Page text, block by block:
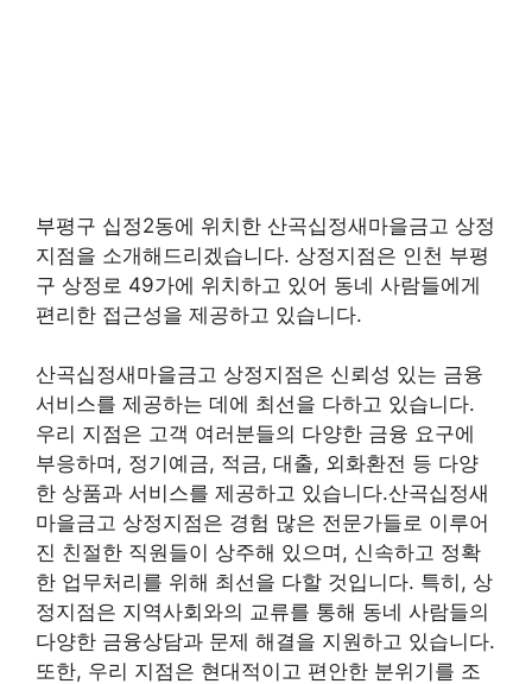
부평구 십정2동에 위치한 산곡십정새마을금고 상정
지점을 소개해드리겠습니다. 상정지점은 인천 부평
구 상정로 49가에 위치하고 있어 동네 사람들에게
편리한 접근성을 제공하고 있습니다.
산곡십정새마을금고 상정지점은 신뢰성 있는 금융
서비스를 제공하는 데에 최선을 다하고 있습니다.
우리 지점은 고객 여러분들의 다양한 금융 요구에
부응하며, 정기예금, 적금, 대출, 외화환전 등 다양
한 상품과 서비스를 제공하고 있습니다.산곡십정새
마을금고 상정지점은 경험 많은 전문가들로 이루어
진 친절한 직원들이 상주해 있으며, 신속하고 정확
한 업무처리를 위해 최선을 다할 것입니다. 특히, 상
정지점은 지역사회와의 교류를 통해 동네 사람들의
다양한 금융상담과 문제 해결을 지원하고 있습니다.
또한, 우리 지점은 현대적이고 편안한 분위기를 조